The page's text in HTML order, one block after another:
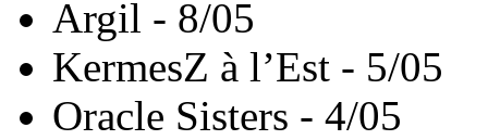
Argil - 8/05
KermesZ à l’Est - 5/05
Oracle Sisters - 4/05